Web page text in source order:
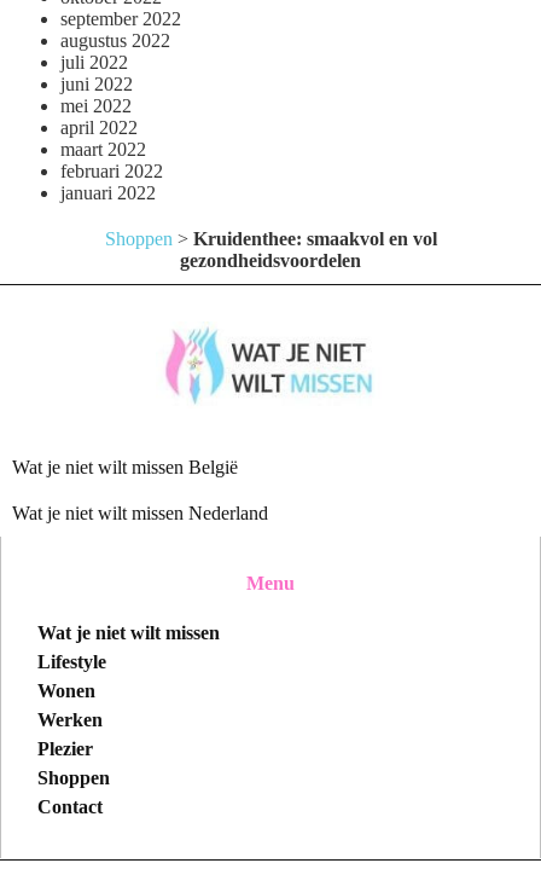
september 2022
augustus 2022
juli 2022
juni 2022
mei 2022
april 2022
maart 2022
februari 2022
januari 2022
Shoppen > Kruidenthee: smaakvol en vol
gezondheidsvoordelen
Wat je niet wilt missen België
Wat je niet wilt missen Nederland
Menu
Wat je niet wilt missen
Lifestyle
Wonen
Werken
Plezier
Shoppen
Contact